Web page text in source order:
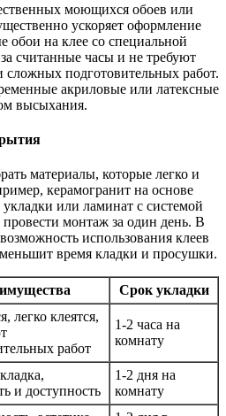
моющихся обоев или
ускоряет оформление
обои на клее со специальной
считанные часы и не требуют
сложных подготовительных работ.
акриловые или латексные
высыхания.
материалы, которые легко и
керамогранит на основе
или ламинат с системой
монтаж за один день. В
использования клеев
время кладки и просушки.
Срок укладки
легко клеятся,
работ
1-2 часа на
комнату
и доступность
1-2 дня на
комнату